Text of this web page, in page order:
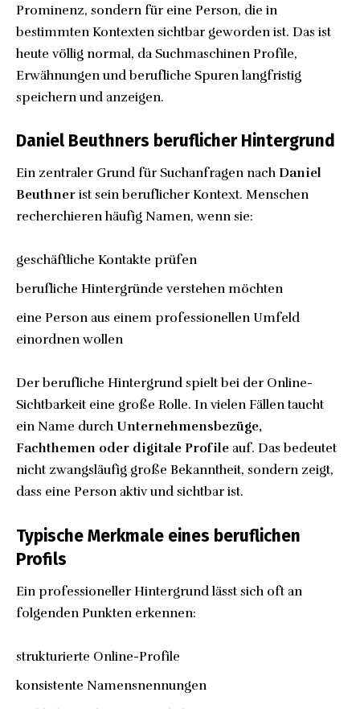
Prominenz, sondern für eine Person, die in
bestimmten Kontexten sichtbar geworden ist. Das ist
heute völlig normal, da Suchmaschinen Profile,
Erwähnungen und berufliche Spuren langfristig
speichern und anzeigen.
Daniel Beuthners beruflicher Hintergrund
Ein zentraler Grund für Suchanfragen nach Daniel
Beuthner ist sein beruflicher Kontext. Menschen
recherchieren häufig Namen, wenn sie:
geschäftliche Kontakte prüfen
berufliche Hintergründe verstehen möchten
eine Person aus einem professionellen Umfeld
einordnen wollen
Der berufliche Hintergrund spielt bei der Online-
Sichtbarkeit eine große Rolle. In vielen Fällen taucht
ein Name durch Unternehmensbezüge,
Fachthemen oder digitale Profile auf. Das bedeutet
nicht zwangsläufig große Bekanntheit, sondern zeigt,
dass eine Person aktiv und sichtbar ist.
Typische Merkmale eines beruflichen
Profils
Ein professioneller Hintergrund lässt sich oft an
folgenden Punkten erkennen:
strukturierte Online-Profile
konsistente Namensnennungen